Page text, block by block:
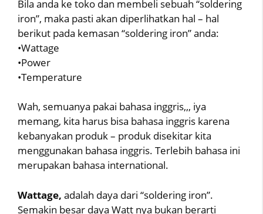
Bila anda ke toko dan membeli sebuah “soldering
iron”, maka pasti akan diperlihatkan hal – hal
berikut pada kemasan “soldering iron” anda:
•Wattage
•Power
•Temperature
Wah, semuanya pakai bahasa inggris,,, iya
memang, kita harus bisa bahasa inggris karena
kebanyakan produk – produk disekitar kita
menggunakan bahasa inggris. Terlebih bahasa ini
merupakan bahasa international.
Wattage, adalah daya dari “soldering iron”.
Semakin besar daya Watt nya bukan berarti